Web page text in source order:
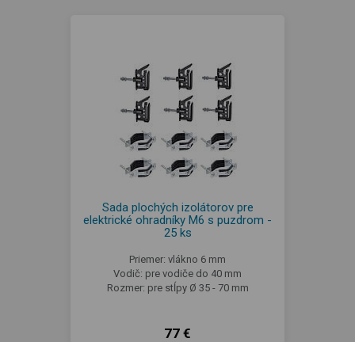
Sada plochých izolátorov pre
elektrické ohradníky M6 s puzdrom -
25 ks
Priemer: vlákno 6 mm
Vodič: pre vodiče do 40 mm
Rozmer: pre stĺpy Ø 35 - 70 mm
77 €